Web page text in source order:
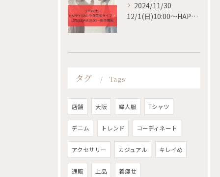
2024/11/30
12/1(日)10:00〜HAPPY BAG 販売開始✨
タグ Tags
店舗 大阪 婦人服 Tシャツ
デニム トレンド コーディネート
アクセサリー カジュアル キレイめ
通販 上品 着痩せ